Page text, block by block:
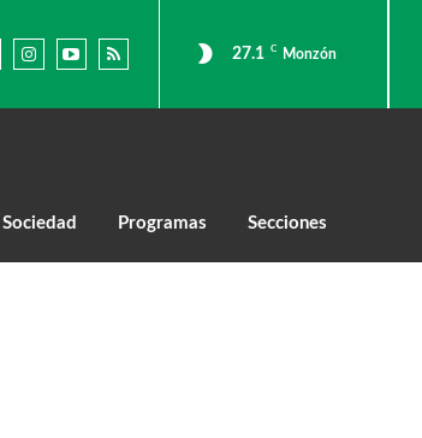
27.1 C Monzón
Sociedad Programas Secciones